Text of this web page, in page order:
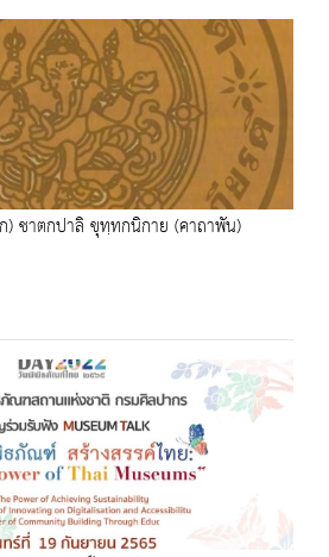
) ชาตกปาลิ ขุทฺทกนิกาย (คาถาพัน)